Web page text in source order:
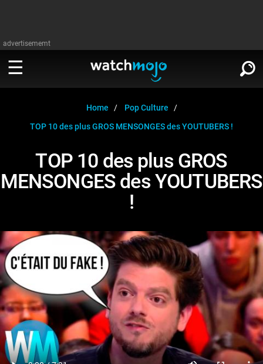
advertisememt
Télévision
Jeux vidéo
Comics
Anime
Culture pop
Cinéma
Musique
Stars
Jeux vidéo
Comics
Anime
Home
Pop Culture
TOP 10 des plus GROS MENSONGES des YOUTUBERS !
TOP 10 des plus GROS
MENSONGES des YOUTUBERS
!